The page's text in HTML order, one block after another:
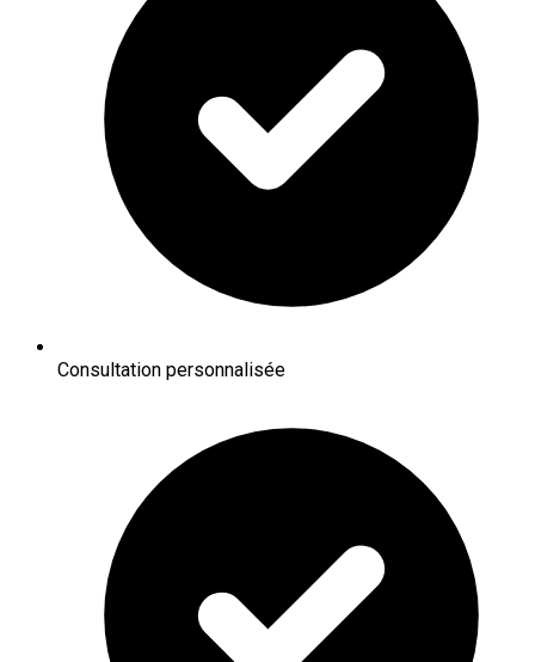
Consultation personnalisée